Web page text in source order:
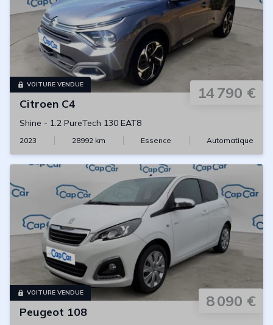
VOITURE VENDUE 14 790 €
Citroen C4
Shine - 1.2 PureTech 130 EAT8
2023 28992 km Essence Automatique
VOITURE VENDUE 8 090 €
Peugeot 108